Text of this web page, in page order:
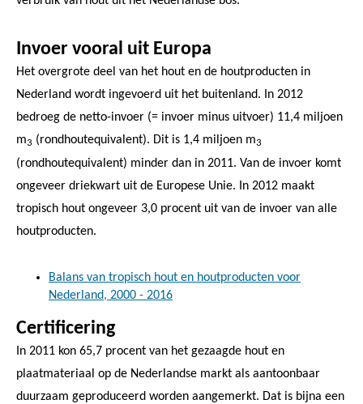
Invoer vooral uit Europa
Het overgrote deel van het hout en de houtproducten in
Nederland wordt ingevoerd uit het buitenland. In 2012
bedroeg de netto-invoer (= invoer minus uitvoer) 11,4 miljoen
m3 (rondhoutequivalent). Dit is 1,4 miljoen m3
(rondhoutequivalent) minder dan in 2011. Van de invoer komt
ongeveer driekwart uit de Europese Unie. In 2012 maakt
tropisch hout ongeveer 3,0 procent uit van de invoer van alle
houtproducten.
Balans van tropisch hout en houtproducten voor
Nederland, 2000 - 2016
Certificering
In 2011 kon 65,7 procent van het gezaagde hout en
plaatmateriaal op de Nederlandse markt als aantoonbaar
duurzaam geproduceerd worden aangemerkt. Dat is bijna een